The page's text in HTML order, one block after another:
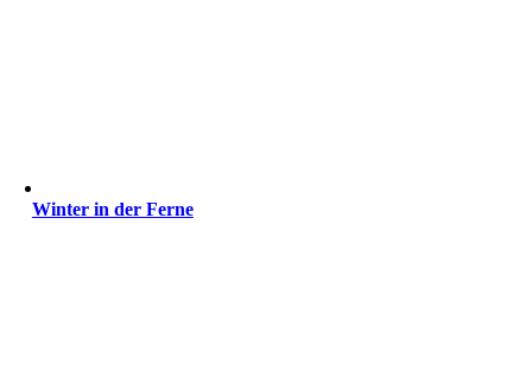
Winter in der Ferne